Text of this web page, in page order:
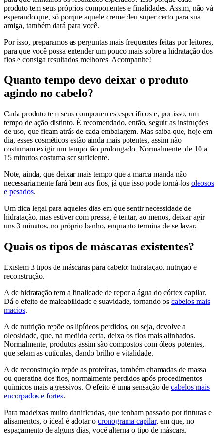
produto tem seus próprios componentes e finalidades. Assim, não vá
esperando que, só porque aquele creme deu super certo para sua
amiga, também dará para você.
Por isso, preparamos as perguntas mais frequentes feitas por leitores,
para que você possa entender um pouco mais sobre a hidratação dos
fios e consiga resultados melhores. Acompanhe!
Quanto tempo devo deixar o produto
agindo no cabelo?
Cada produto tem seus componentes específicos e, por isso, um
tempo de ação distinto. É recomendado, então, seguir as instruções
de uso, que ficam atrás de cada embalagem. Mas saiba que, hoje em
dia, esses cosméticos estão ainda mais potentes, assim não
costumam exigir um tempo tão prolongado. Normalmente, de 10 a
15 minutos costuma ser suficiente.
Note, ainda, que deixar mais tempo que a marca manda não
necessariamente fará bem aos fios, já que isso pode torná-los oleosos
e pesados.
Um dica legal para aqueles dias em que sentir necessidade de
hidratação, mas estiver com pressa, é tentar, ao menos, deixar agir
uns 3 minutos, no próprio banho, enquanto termina de se lavar.
Quais os tipos de máscaras existentes?
Existem 3 tipos de máscaras para cabelo: hidratação, nutrição e
reconstrução.
A de hidratação tem a finalidade de repor a água do córtex capilar.
Dá o efeito de maleabilidade e suavidade, tornando os cabelos mais
macios.
A de nutrição repõe os lipídeos perdidos, ou seja, devolve a
oleosidade, que, na medida certa, deixa os fios mais alinhados.
Normalmente, produtos assim são compostos com óleos potentes,
que selam as cutículas, dando brilho e vitalidade.
A de reconstrução repõe as proteínas, também chamadas de massa
ou queratina dos fios, normalmente perdidos após procedimentos
químicos mais agressivos. O efeito é uma sensação de cabelos mais
encorpados e fortes.
Para madeixas muito danificadas, que tenham passado por tinturas e
alisamentos, o ideal é adotar o cronograma capilar, em que, no
espaçamento de alguns dias, você alterna o tipo de máscara.